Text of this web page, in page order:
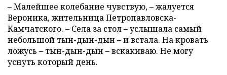
– Малейшее колебание чувствую, – жалуется
Вероника, жительница Петропавловска-
Камчатского. – Села за стол – услышала самый
небольшой тын-дын-дын – и встала. На кровать
ложусь – тын-дын-дын – вскакиваю. Не могу
уснуть который день.